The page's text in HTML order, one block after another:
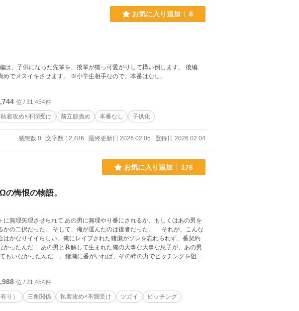
お気に入り追加 8
は、子供になった先輩を、後輩が猫っ可愛がりして構い倒します。 後編
は、未精通でオナニーが出来なくなった先輩を、前立腺責めでメスイキさせます。 ※小学生相手なので、本番はなし。
位 / 31,454件
執着攻め×不憫受け 前立腺責め 本番なし 子供化
感想数 0 文字数 12,486 最終更新日 2026.02.05 登録日 2026.02.04
お気に入り追加 176
悔恨の物語。
無理矢理させられて,あの男に無理やり番にされるか、もしくはあの男を
かの二択だった。 そして、俺が選んだのは後者だった。 それが、こんな
かなりイイらしい。俺にレイプされた猪瀬がソレを忘れられず、番契約
ったんだ… あの男と和解して生まれた俺の大事な大事な息子が、あの男
もいなかったんだ…。猪瀬に番がいれば、その絆の力でビッチングを阻止
済み。バットエンドです。タ
です。 かなた編で、思い浮かんでいるシーンの一つなのですが、作者の
く…ので、単品として成立するように書いてアップしてしまいました。
ます。 閲覧は自己責任でお願いいたします。
位 / 31,454件
り） 三角関係 執着攻め×不憫受け ツガイ
ビッチング